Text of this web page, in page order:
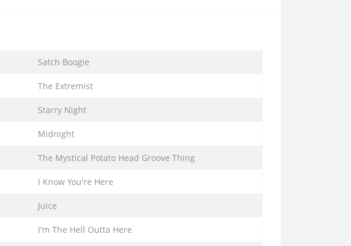
Satch Boogie
The Extremist
Starry Night
Midnight
The Mystical Potato Head Groove Thing
I Know You're Here
Juice
I'm The Hell Outta Here